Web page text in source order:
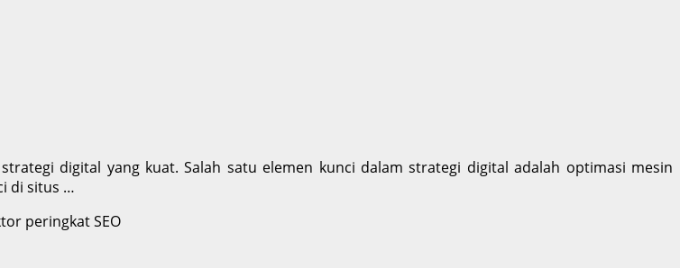
digital yang kuat. Salah satu elemen kunci dalam strategi digital adalah optimasi mesin
di situs …